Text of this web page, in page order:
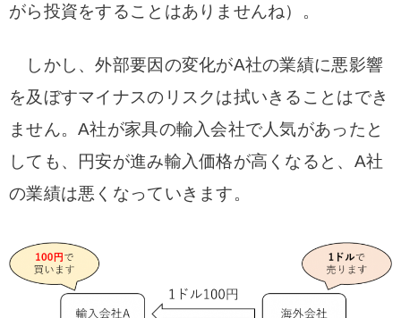
がら投資をすることはありませんね）。
しかし、外部要因の変化がA社の業績に悪影響
を及ぼすマイナスのリスクは拭いきることはでき
ません。A社が家具の輸入会社で人気があったと
しても、円安が進み輸入価格が高くなると、A社
の業績は悪くなっていきます。